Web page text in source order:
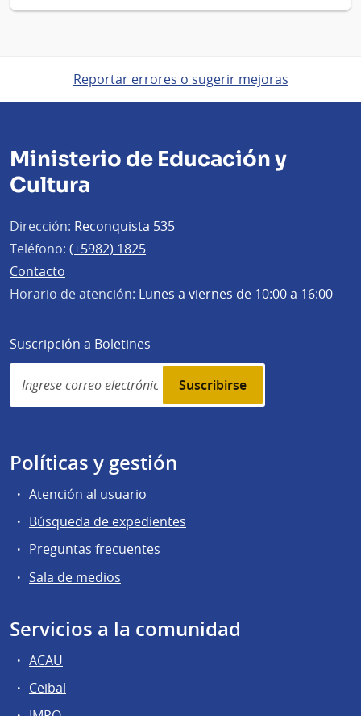
Reportar errores o sugerir mejoras
Ministerio de Educación y
Cultura
Dirección: Reconquista 535
Teléfono: (+5982) 1825
Contacto
Horario de atención: Lunes a viernes de 10:00 a 16:00
Suscripción a Boletines
Simplenews
subscription
Políticas y gestión
Atención al usuario
Búsqueda de expedientes
Preguntas frecuentes
Sala de medios
Servicios a la comunidad
ACAU
Ceibal